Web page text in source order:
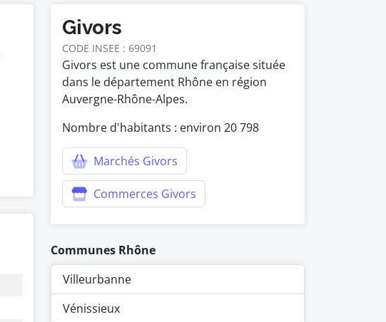
Givors
CODE INSEE : 69091
Givors est une commune française située
dans le département Rhône en région
Auvergne-Rhône-Alpes.
Nombre d'habitants : environ 20 798
Marchés Givors
Commerces Givors
Communes Rhône
Villeurbanne
Vénissieux